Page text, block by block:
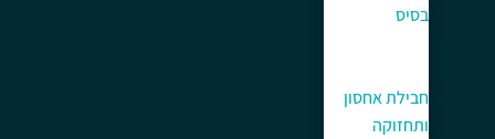
בסיס
חבילת אחסון
ותחזוקה